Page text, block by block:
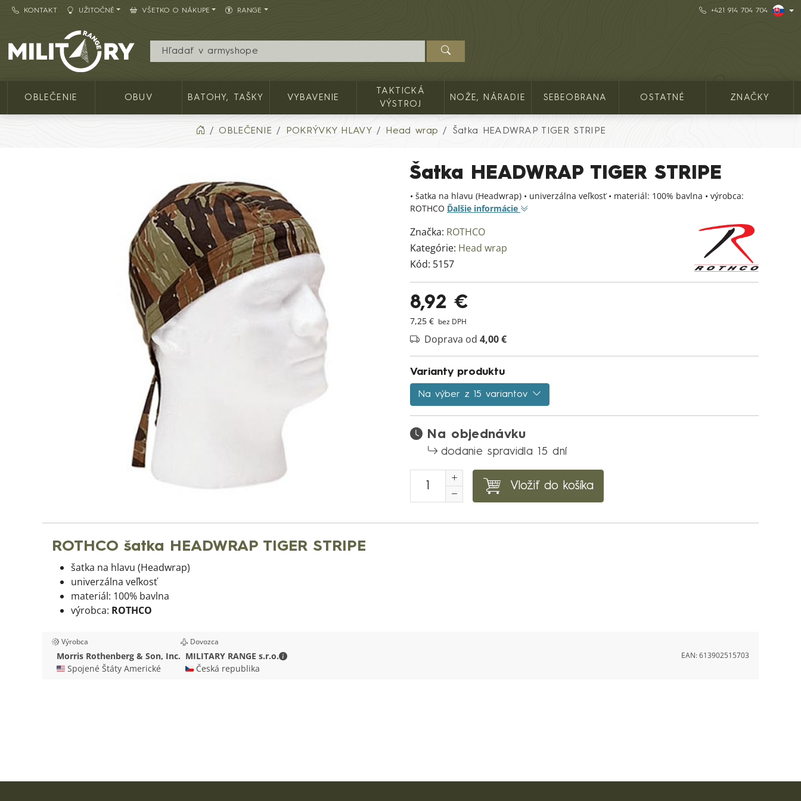
KONTAKT UŽITOČNÉ VŠETKO O NÁKUPE RANGE +421 914 704 704
Army shop MILITARY RANGE SK
OBLEČENIE OBUV BATOHY, TAŠKY VYBAVENIE
TAKTICKÁ
VÝSTROJ
NOŽE, NÁRADIE SEBEOBRANA OSTATNÉ ZNAČKY
OBLEČENIE POKRÝVKY HLAVY Head wrap Šatka HEADWRAP TIGER STRIPE
Šatka HEADWRAP TIGER STRIPE
• šatka na hlavu (Headwrap) • univerzálna veľkosť • materiál: 100% bavlna • výrobca:
ROTHCO Ďalšie informácie
Značka: ROTHCO
Kategórie: Head wrap
Kód: 5157
8,92 €
7,25 € bez DPH
Doprava od 4,00 €
Varianty produktu
Na výber z 15 variantov
Na objednávku
dodanie spravidla 15 dní
Vložiť do košíka
ROTHCO šatka HEADWRAP TIGER STRIPE
šatka na hlavu (Headwrap)
univerzálna veľkosť
materiál: 100% bavlna
výrobca: ROTHCO
Výrobca
Morris Rothenberg & Son, Inc.
🇺🇸 Spojené Štáty Americké
Dovozca
MILITARY RANGE s.r.o.
MILITARY RANGE s.r.o. - Kontaktné údaje
🇨🇿 Česká republika
EAN:613902515703